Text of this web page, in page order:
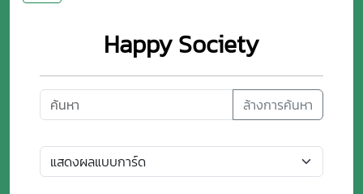
Happy Society
ล้างการค้นหา